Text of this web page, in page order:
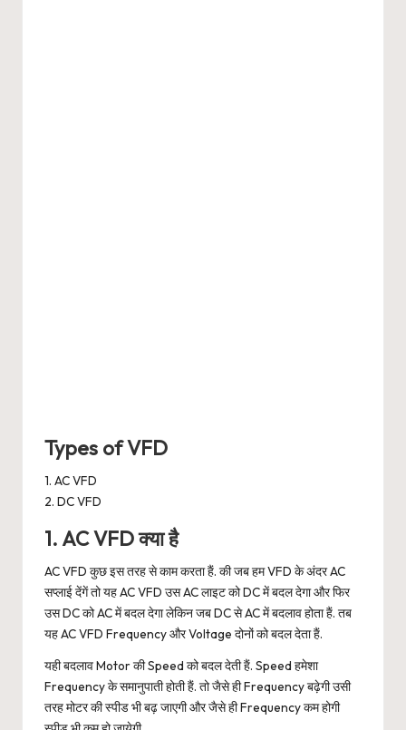
Types of VFD
1. AC VFD
2. DC VFD
1. AC VFD क्या है
AC VFD कुछ इस तरह से काम करता हैं. की जब हम VFD के अंदर AC
सप्लाई देंगें तो यह AC VFD उस AC लाइट को DC में बदल देगा और फिर
उस DC को AC में बदल देगा लेकिन जब DC से AC में बदलाव होता हैं. तब
यह AC VFD Frequency और Voltage दोनों को बदल देता हैं.
यही बदलाव Motor की Speed को बदल देती हैं. Speed हमेशा
Frequency के समानुपाती होती हैं. तो जैसे ही Frequency बढ़ेगी उसी
तरह मोटर की स्पीड भी बढ़ जाएगी और जैसे ही Frequency कम होगी